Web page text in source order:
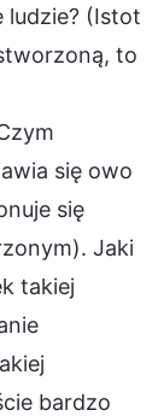
ludzie? (Istot
to
się owo
się
Jaki
takiej
bardzo